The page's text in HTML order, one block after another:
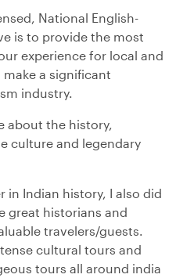
National English-
is to provide the most
experience for local and
a significant
industry.
about the history,
culture and legendary
in Indian history, I also did
great historians and
travelers/guests.
cultural tours and
tours all around india